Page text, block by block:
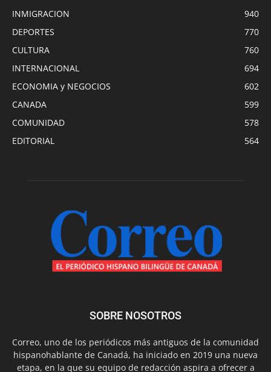
INMIGRACION
940
DEPORTES
770
CULTURA
760
INTERNACIONAL
694
ECONOMIA y NEGOCIOS
602
CANADA
599
COMUNIDAD
578
EDITORIAL
564
SOBRE NOSOTROS
Correo, uno de los periódicos más antiguos de la comunidad
hispanohablante de Canadá, ha iniciado en 2019 una nueva
etapa, en la que su equipo de redacción aspira a ofrecer a